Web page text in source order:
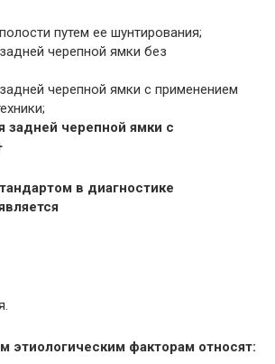
путем ее шунтирования;
черепной ямки без
черепной ямки с применением
задней черепной ямки с
в диагностике
этиологическим факторам относят: